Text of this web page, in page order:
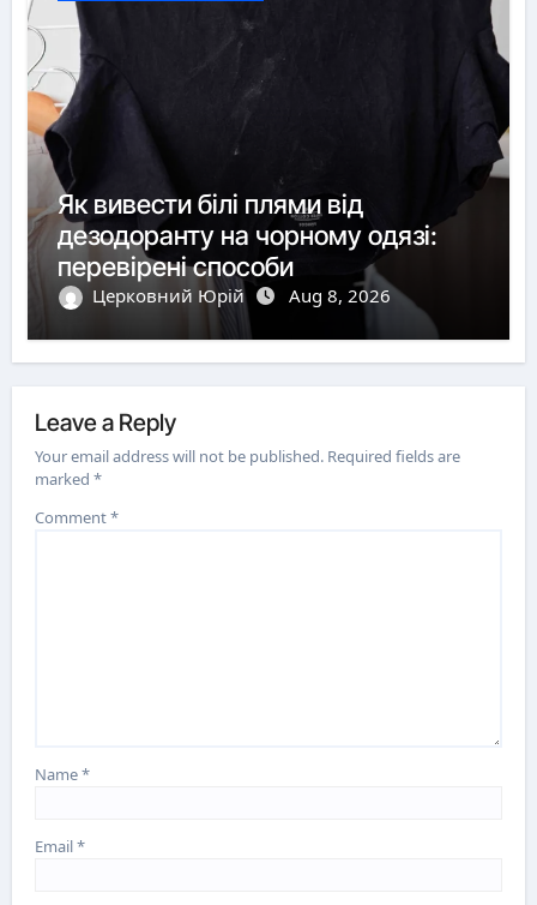
Як вивести білі плями від
дезодоранту на чорному одязі:
перевірені способи
Церковний Юрій Aug 8, 2026
Leave a Reply
Your email address will not be published. Required fields are
marked*
Comment*
Name*
Email*